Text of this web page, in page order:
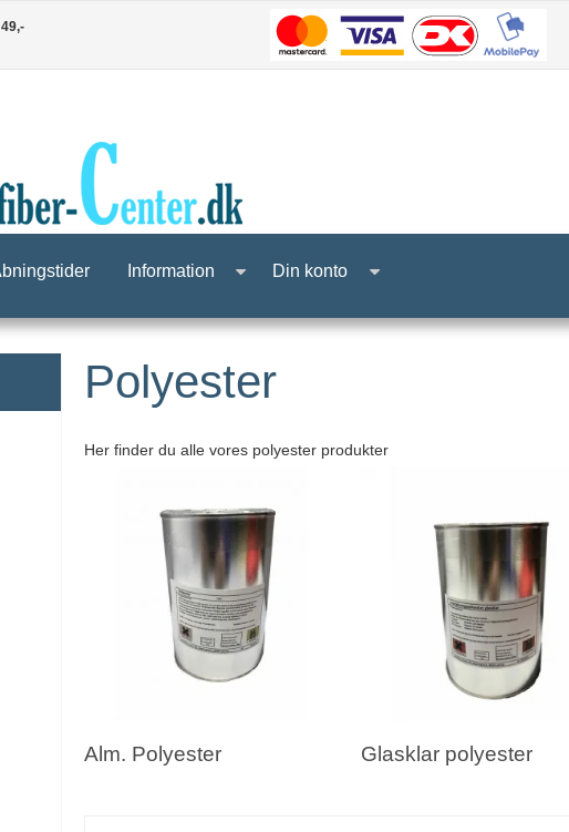
Information Din konto
Polyester
Her finder du alle vores polyester produkter
Alm. Polyester Glasklar polyester